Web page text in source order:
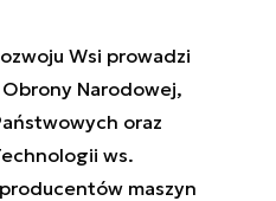
Wsi prowadzi
Narodowej,
oraz
ws.
maszyn